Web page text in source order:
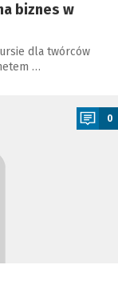
biznes w
dla twórców
…
0